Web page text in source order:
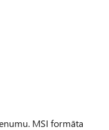
MSI formāta